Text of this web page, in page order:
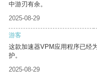
中游刃有余。
2025-08-29
游客
这款加速器VPM应用程序已经
护。
2025-08-29